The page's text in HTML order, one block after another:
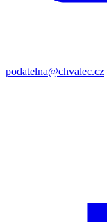
podatelna@chvalec.cz